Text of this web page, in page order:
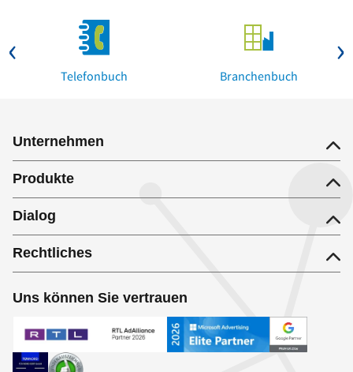
Telefonbuch Branchenbuch
Unternehmen
Produkte
Dialog
Rechtliches
Uns können Sie vertrauen